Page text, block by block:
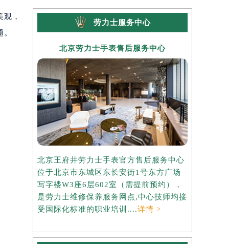
，
劳力士服务中心
北京劳力士手表售后服务中心
北京王府井劳力士手表官方售后服务中心
位于北京市东城区东长安街1号东方广场
写字楼W3座6层602室（需提前预约），
是劳力士维修保养服务网点,中心技师均接
受国际化标准的职业培训....详情 >